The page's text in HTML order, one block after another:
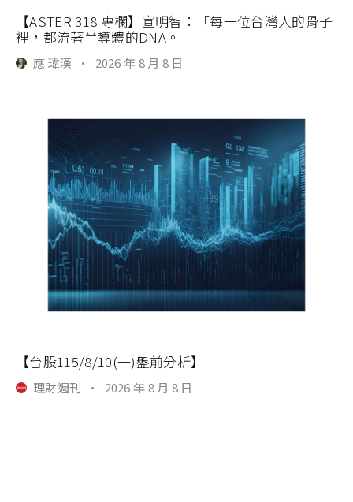
【ASTER 318 專欄】宣明智：「每一位台灣人的骨子
裡，都流著半導體的DNA。」
應 瑋漢 · 2026 年 8 月 8 日
【台股115/8/10(一)盤前分析】
理財週刊 · 2026 年 8 月 8 日